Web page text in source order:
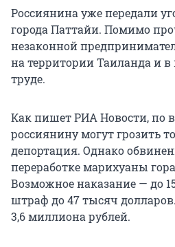
Россиянина уже передали
города Паттайи. Помимо
незаконной
на территории Таиланда и
труде.
Как пишет РИА Новости, по
россиянину могут грозить
депортация. Однако
переработке марихуаны
Возможное наказание — до
штраф до47 тысяч
3,6 миллиона рублей.